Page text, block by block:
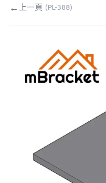
聯繫我們
線上詢價
🌐 Language▼
← 上一頁 (PL-388)